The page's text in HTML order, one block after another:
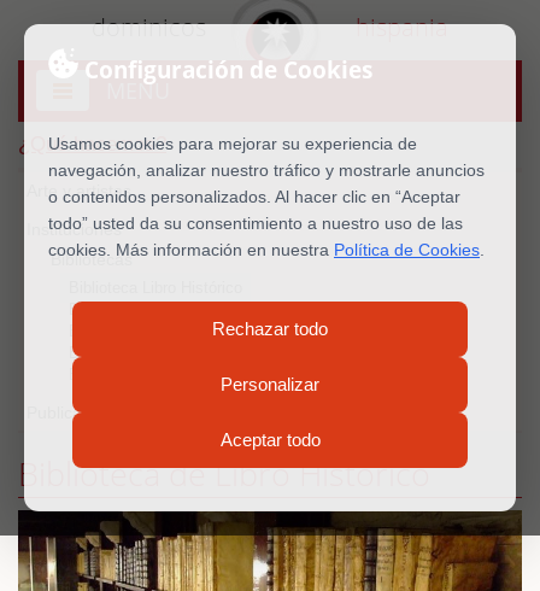
Configuración de Cookies
Usamos cookies para mejorar su experiencia de
navegación, analizar nuestro tráfico y mostrarle anuncios
o contenidos personalizados. Al hacer clic en “Aceptar
todo” usted da su consentimiento a nuestro uso de las
cookies. Más información en nuestra Política de Cookies
Rechazar todo
Personalizar
Aceptar todo
dominicos hispania
MENU
¿Qué hacemos?
Arte y artistas
Instituciones
Bibliotecas
Biblioteca de Salamanca
Biblioteca de Valladolid
Biblioteca de Caleruega
Publicaciones
Biblioteca de Libro Histórico